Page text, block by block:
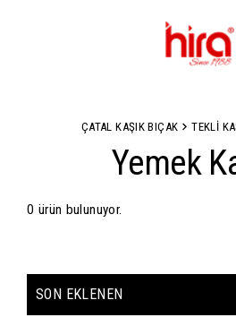
ÇATAL KAŞIK BIÇAK TEKLİ
Yemek
0 ürün bulunuyor.